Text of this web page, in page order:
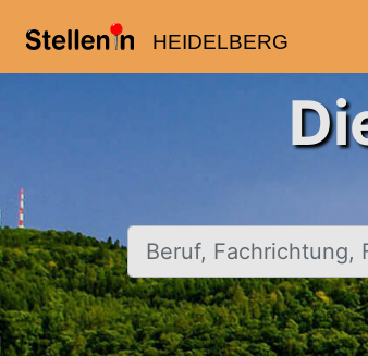
HEIDELBERG
Beruf, Fachrichtung, Firma